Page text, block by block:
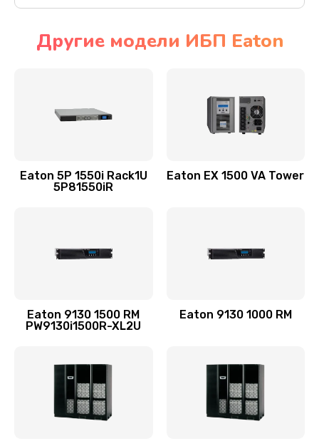
Другие модели ИБП Eaton
Eaton 5P 1550i Rack1U
5P81550iR
Eaton EX 1500 VA Tower
Eaton 9130 1500 RM
PW9130i1500R-XL2U
Eaton 9130 1000 RM